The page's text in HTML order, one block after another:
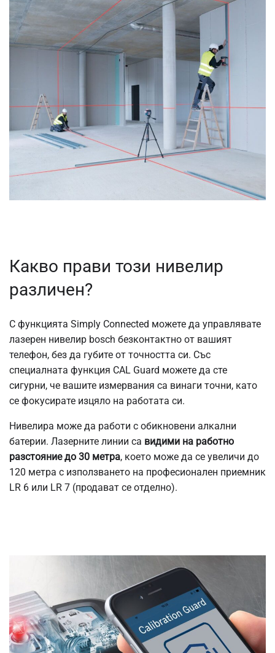
Какво прави този нивелир
различен?
С функцията Simply Connected можете да управлявате
лазерен нивелир bosch безконтактно от вашият
телефон, без да губите от точността си. Със
специалната функция CAL Guard можете да сте
сигурни, че вашите измервания са винаги точни, като
се фокусирате изцяло на работата си.
Нивелира може да работи с обикновени алкални
батерии. Лазерните линии са видими на работно
разстояние до 30 метра, което може да се увеличи до
120 метра с използването на професионален приемник
LR 6 или LR 7 (продават се отделно).